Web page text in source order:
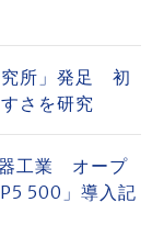
所」発足 初
さを研究
工業 オープ
500」導入記